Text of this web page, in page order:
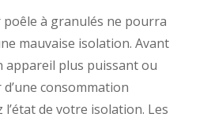
poêle à granulés ne pourra
mauvaise isolation. Avant
appareil plus puissant ou
consommation
l’état de votre isolation. Les